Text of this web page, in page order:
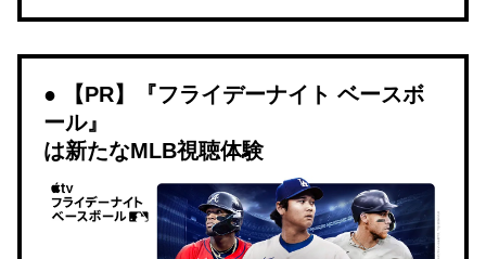
【PR】『フライデーナイト ベースボ
ール』
は新たなMLB視聴体験